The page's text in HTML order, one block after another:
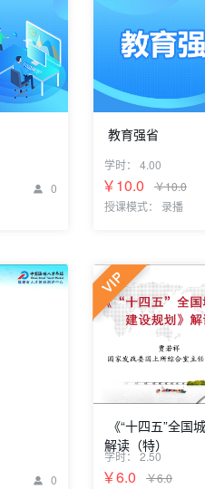

0
教育强省
专题三：教育强省
学时： 4.00
￥10.0 ￥10.0
授课模式： 录播
中心副主

0
《“十四五”全国
解读（特）
贾若祥 国家发改委
学时： 2.50
￥6.0 ￥6.0